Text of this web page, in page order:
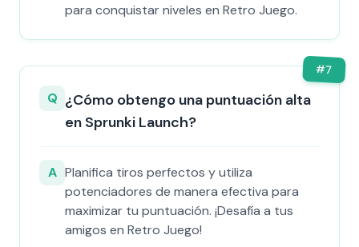
para conquistar niveles en Retro Juego.
#7
Q ¿Cómo obtengo una puntuación alta
en Sprunki Launch?
A Planifica tiros perfectos y utiliza
potenciadores de manera efectiva para
maximizar tu puntuación. ¡Desafía a tus
amigos en Retro Juego!